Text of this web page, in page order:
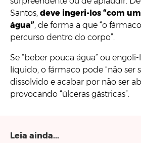
Santos, deve ingeri-los “com
água”, de forma a que “o
percurso dentro do corpo”.
Se “beber pouca água” ou
líquido, o fármaco pode “não ser
dissolvido e acabar por não ser
provocando “úlceras gástricas”.
Leia ainda...